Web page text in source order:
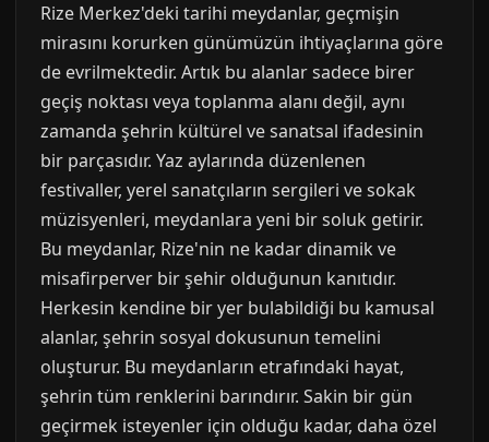
Rize Merkez'deki tarihi meydanlar, geçmişin
mirasını korurken günümüzün ihtiyaçlarına göre
de evrilmektedir. Artık bu alanlar sadece birer
geçiş noktası veya toplanma alanı değil, aynı
zamanda şehrin kültürel ve sanatsal ifadesinin
bir parçasıdır. Yaz aylarında düzenlenen
festivaller, yerel sanatçıların sergileri ve sokak
müzisyenleri, meydanlara yeni bir soluk getirir.
Bu meydanlar, Rize'nin ne kadar dinamik ve
misafirperver bir şehir olduğunun kanıtıdır.
Herkesin kendine bir yer bulabildiği bu kamusal
alanlar, şehrin sosyal dokusunun temelini
oluşturur. Bu meydanların etrafındaki hayat,
şehrin tüm renklerini barındırır. Sakin bir gün
geçirmek isteyenler için olduğu kadar, daha özel